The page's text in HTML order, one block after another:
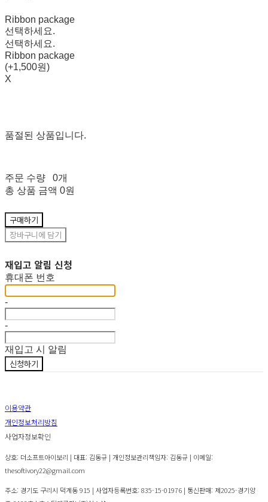
Ribbon package
선택하세요.
선택하세요.
Ribbon package
(+1,500원)
X
품절된 상품입니다.
주문 수량
0개
총 상품 금액 0원
구매하기
장바구니에 담기
재입고 알림 신청
휴대폰 번호
-
-
재입고 시 알림
신청하기
이용약관
개인정보처리방침
사업자정보확인
상호: 더소프트아이보리 | 대표: 김동규 | 개인정보관리책임자: 김동규 | 이메일:
thesoftivory22@gmail.com
주소: 경기도 구리시 덕계동 915 | 사업자등록번호: 835-15-01976 | 통신판매: 제2025-경기양